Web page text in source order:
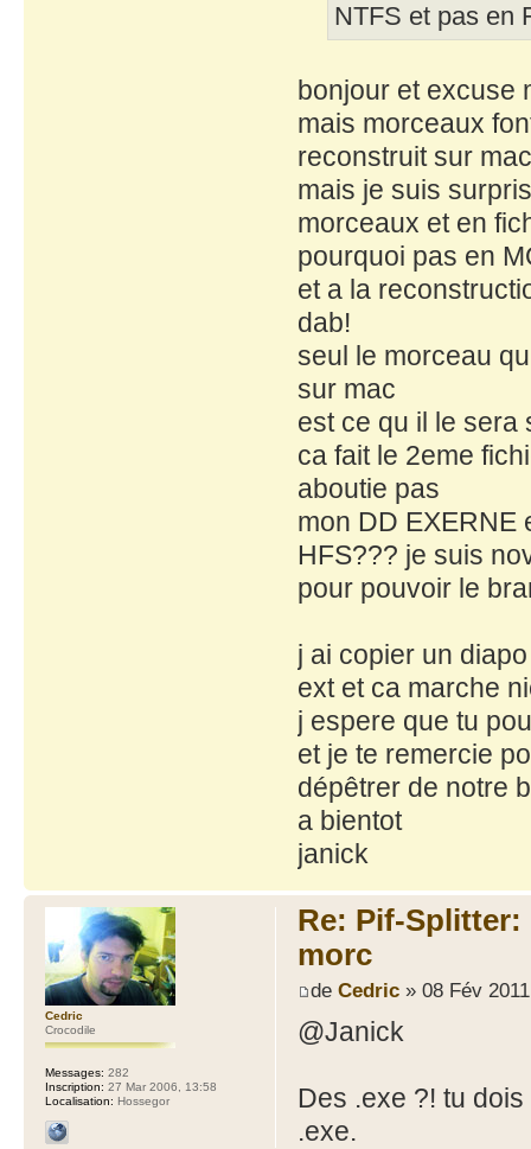
NTFS et pas en
bonjour et excuse
mais morceaux
reconstruit sur
mais je suis
morceaux et en
pourquoi pas en
et a la
dab!
seul le morceau
sur mac
est ce qu il le sera
ca fait le 2eme
aboutie pas
mon DD EXERNE
HFS??? je suis
pour pouvoir le
j ai copier un
ext et ca marche
j espere que tu
et je te remercie
dépêtrer de notre
a bientot
janick
Re: Pif-
morc
de Cedric» 08 Fév
@Janick
Des .exe ?! tu
.exe.
Cedric
Crocodile
Messages: 282
Inscription: 27 Mar 2006, 13:58
Localisation: Hossegor